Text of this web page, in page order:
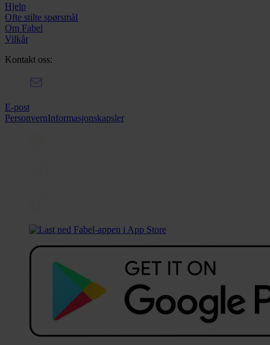
Hjelp
Ofte stilte spørsmål
Om Fabel
Vilkår
Kontakt oss:
E-post
PersonvernInformasjonskapsler